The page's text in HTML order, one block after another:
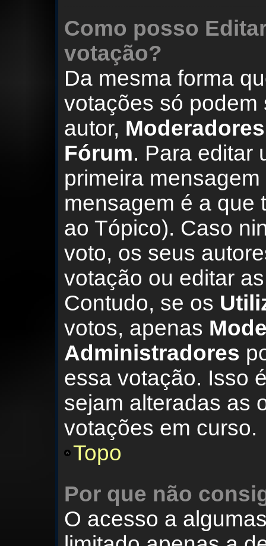
Como posso
votação?
Da mesma forma
votações só
autor, Moderadores
Fórum. Para editar
primeira
mensagem é a que
ao Tópico). Caso
voto, os seus
votação ou editar
Contudo, se os
votos, apenas
Administradores
essa votação. Isso
sejam alteradas as
votações em curso.
Topo
Por que não
O acesso a